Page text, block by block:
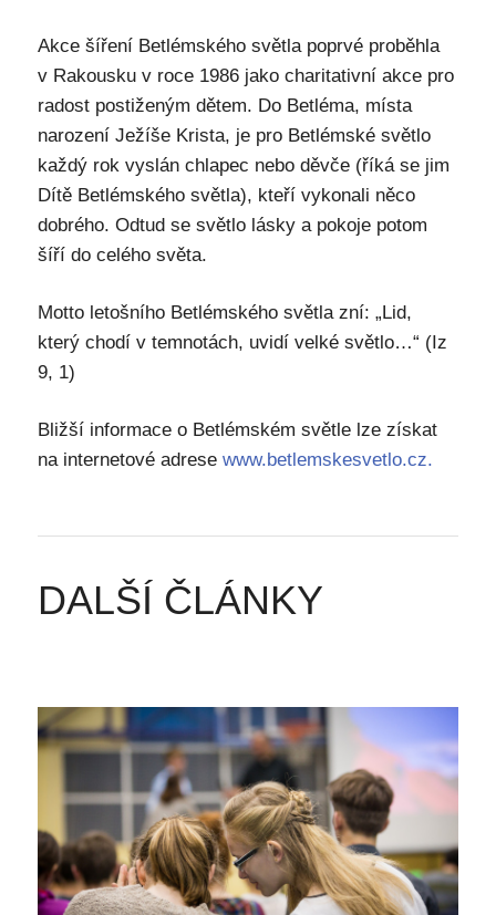
Akce šíření Betlémského světla poprvé proběhla
v Rakousku v roce 1986 jako charitativní akce pro
radost postiženým dětem. Do Betléma, místa
narození Ježíše Krista, je pro Betlémské světlo
každý rok vyslán chlapec nebo děvče (říká se jim
Dítě Betlémského světla), kteří vykonali něco
dobrého. Odtud se světlo lásky a pokoje potom
šíří do celého světa.
Motto letošního Betlémského světla zní: „Lid,
který chodí v temnotách, uvidí velké světlo…“ (Iz
9, 1)
Bližší informace o Betlémském světle lze získat
na internetové adrese www.betlemskesvetlo.cz.
DALŠÍ ČLÁNKY